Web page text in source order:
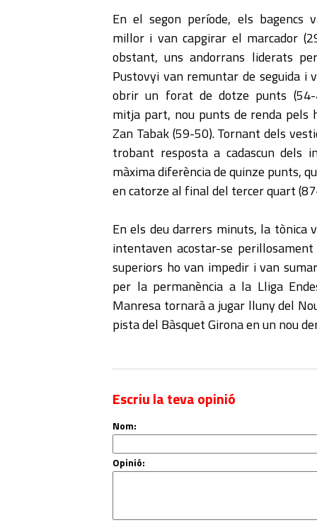
En el segon període, els bagencs
millor i van capgirar el marcador
obstant, uns andorrans liderats
Pustovyi van remuntar de seguida i
obrir un forat de dotze punts
mitja part, nou punts de renda pels
Zan Tabak (59-50). Tornant dels
trobant resposta a cadascun dels
màxima diferència de quinze punts,
en catorze al final del tercer quart
En els deu darrers minuts, la tònica
intentaven acostar-se
superiors ho van impedir i van
per la permanència a la Lliga
Manresa tornarà a jugar lluny del
pista del Bàsquet Girona en un nou
Escriu la teva opinió
Nom:
Opinió: